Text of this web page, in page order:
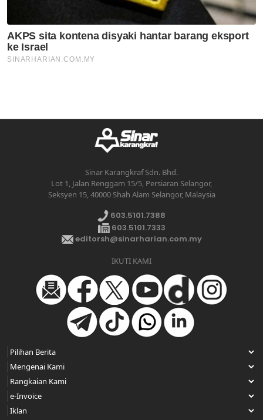
Sinar Karangkraf Sdn. Bhd.
Lot 1, Jalan Renggam 15/5, Persiaran Selangor,
Seksyen 15, 40000 Shah Alam Selangor, Malaysia
603.5101.7388
603.5101.7333
editorsh@sinarharian.com.my
IKUTI KAMI